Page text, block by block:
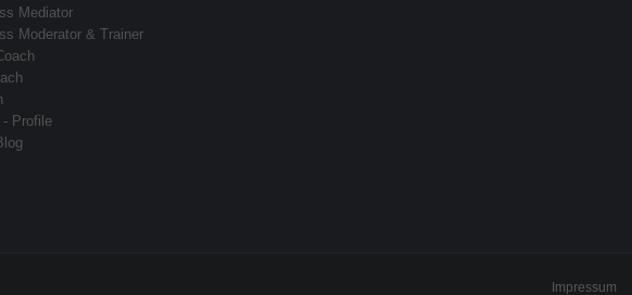
Mediator
Moderator & Trainer
- Profile
Impressum